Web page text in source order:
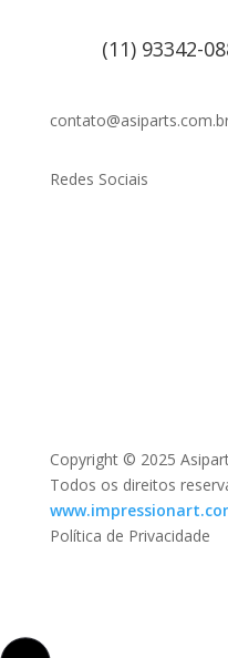
(11) 93342-
Redes Sociais
Copyright © 2025
Todos os direitos
Política de Privacidade